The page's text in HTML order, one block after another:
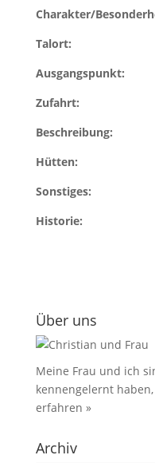
Charakter/
Talort:
Ausgangspunkt:
Zufahrt:
Beschreibung:
Hütten:
Sonstiges:
Historie:
Über uns
Meine Frau und ich
kennengelernt
erfahren »
Archiv